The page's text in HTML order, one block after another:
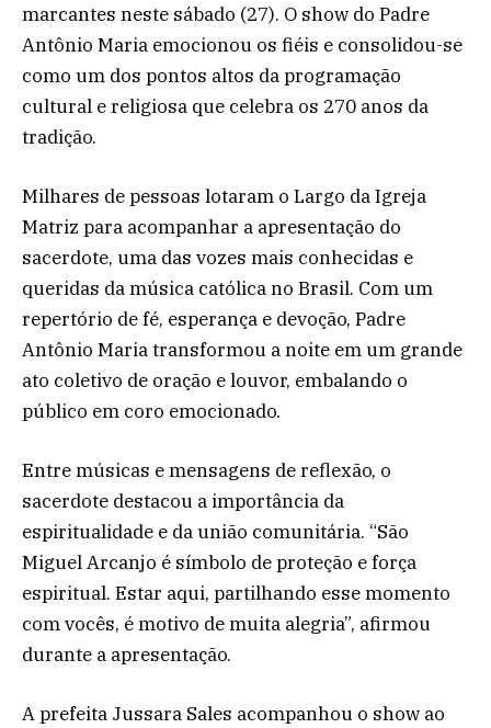
marcantes neste sábado (27). O show do Padre
Antônio Maria emocionou os fiéis e consolidou-se
como um dos pontos altos da programação
cultural e religiosa que celebra os 270 anos da
tradição.
Milhares de pessoas lotaram o Largo da Igreja
Matriz para acompanhar a apresentação do
sacerdote, uma das vozes mais conhecidas e
queridas da música católica no Brasil. Com um
repertório de fé, esperança e devoção, Padre
Antônio Maria transformou a noite em um grande
ato coletivo de oração e louvor, embalando o
público em coro emocionado.
Entre músicas e mensagens de reflexão, o
sacerdote destacou a importância da
espiritualidade e da união comunitária. “São
Miguel Arcanjo é símbolo de proteção e força
espiritual. Estar aqui, partilhando esse momento
com vocês, é motivo de muita alegria”, afirmou
durante a apresentação.
A prefeita Jussara Sales acompanhou o show ao